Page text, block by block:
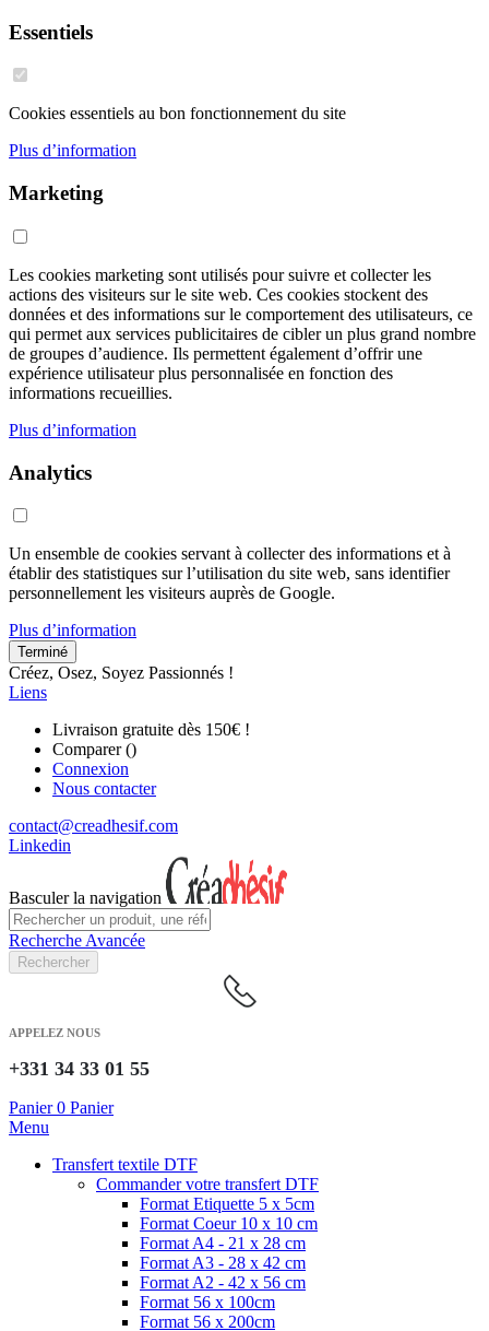
Essentiels
Cookies essentiels au bon fonctionnement du site
Plus d’information
Marketing
Les cookies marketing sont utilisés pour suivre et collecter les
actions des visiteurs sur le site web. Ces cookies stockent des
données et des informations sur le comportement des utilisateurs, ce
qui permet aux services publicitaires de cibler un plus grand nombre
de groupes d’audience. Ils permettent également d’offrir une
expérience utilisateur plus personnalisée en fonction des
informations recueillies.
Plus d’information
Analytics
Un ensemble de cookies servant à collecter des informations et à
établir des statistiques sur l’utilisation du site web, sans identifier
personnellement les visiteurs auprès de Google.
Plus d’information
Terminé
Créez, Osez, Soyez Passionnés !
Liens
Livraison gratuite dès 150€ !
Comparer ()
Connexion
Nous contacter
contact@creadhesif.com
Linkedin
Basculer la navigation
Recherche Avancée
Rechercher
APPELEZ NOUS
+331 34 33 01 55
Panier 0 Panier
Menu
Transfert textile DTF
Commander votre transfert DTF
Format Etiquette 5 x 5cm
Format Coeur 10 x 10 cm
Format A4 - 21 x 28 cm
Format A3 - 28 x 42 cm
Format A2 - 42 x 56 cm
Format 56 x 100cm
Format 56 x 200cm